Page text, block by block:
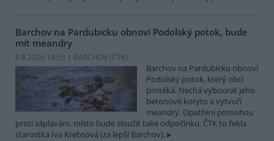
Barchov na Pardubicku obnoví Podolský potok, bude
mít meandry
8.8.2026 18:53 | BARCHOV (ČTK)
Barchov na Pardubicku obnoví
Podolský potok, který obcí
protéká. Nechá vybourat jeho
betonové koryto a vytvoří
meandry. Opatření pomohou
proti záplavám, místo bude sloužit také odpočinku. ČTK to řekla
starostka Iva Krebsová (za lepší Barchov).